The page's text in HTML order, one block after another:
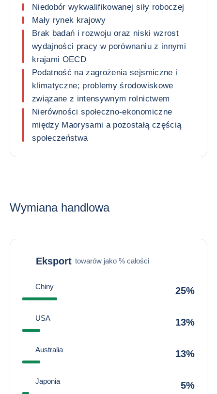
Niedobór wykwalifikowanej siły roboczej
Mały rynek krajowy
Brak badań i rozwoju oraz niski wzrost
wydajności pracy w porównaniu z innymi
krajami OECD
Podatność na zagrożenia sejsmiczne i
klimatyczne; problemy środowiskowe
związane z intensywnym rolnictwem
Nierówności społeczno-ekonomiczne
między Maorysami a pozostałą częścią
społeczeństwa
Wymiana handlowa
Eksport towarów jako % całości
Chiny 25%
USA 13%
Australia 13%
Japonia 5%